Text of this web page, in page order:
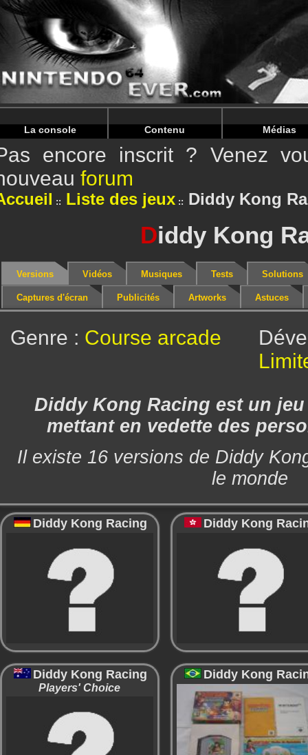
Warning: Undefined array key "HTTP_REFERER" in /
Warning: Undefined array key "HTTP_REFERER" in /
La console Contenu Médias
encore inscrit ? Venez
forum
Liste des jeux Diddy Kong
Diddy Kong
Versions Vidéos Musiques Tests Solutions
Captures d'écran Publicités Artworks Astuces
Genre : Course arcade
Diddy Kong Racing est un
mettant en vedette des
Il existe 16 versions de Diddy
le monde
Diddy Kong Racing Diddy Kong
Diddy Kong Racing
Players' Choice
Diddy Kong